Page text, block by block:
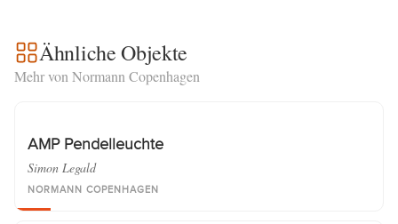
Ähnliche Objekte
Mehr von Normann Copenhagen
AMP Pendelleuchte
Simon Legald
NORMANN COPENHAGEN